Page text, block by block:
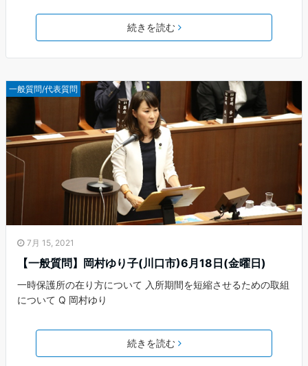
続きを読む
一般質問/代表質問
7月 15, 2021
【一般質問】岡村ゆり子(川口市)6月18日(金曜日)
一時保護所の在り方について 入所期間を短縮させるための取組
について Q 岡村ゆり
続きを読む